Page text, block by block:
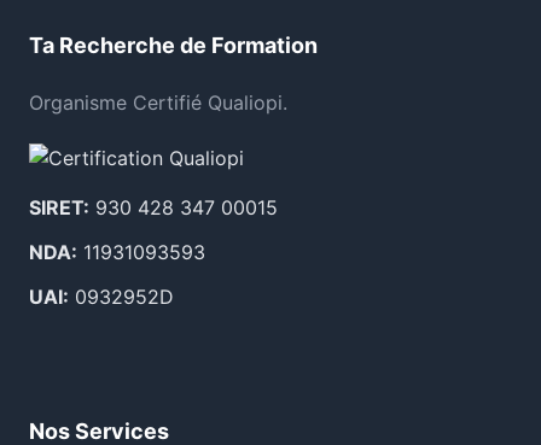
Ta Recherche de Formation
Organisme Certifié Qualiopi.
SIRET: 930 428 347 00015
NDA: 11931093593
UAI: 0932952D
Nos Services